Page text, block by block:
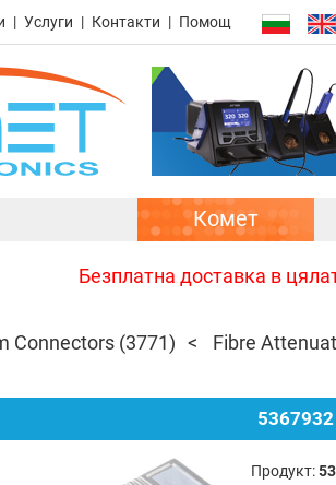
Услуги Контакти Помощ
Комет
Безплатна доставка в
Connectors (3771) Fibre
5367932
Продукт: